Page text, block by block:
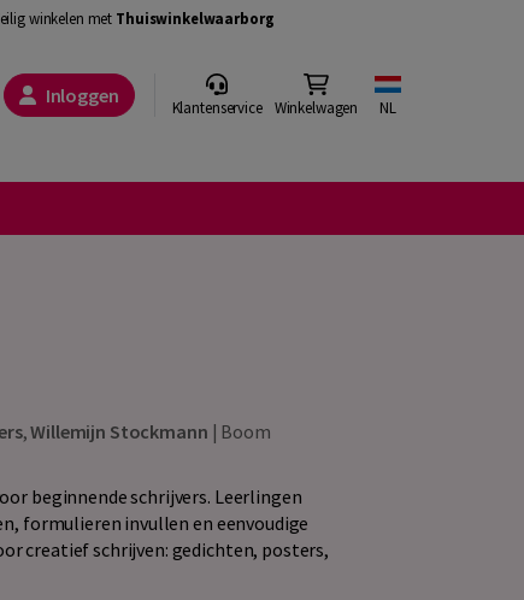
winkelen met Thuiswinkelwaarborg
Inloggen Klantenservice Winkelwagen NL
,Willemijn Stockmann | Boom
beginnende schrijvers. Leerlingen
formulieren invullen en eenvoudige
creatief schrijven: gedichten, posters,